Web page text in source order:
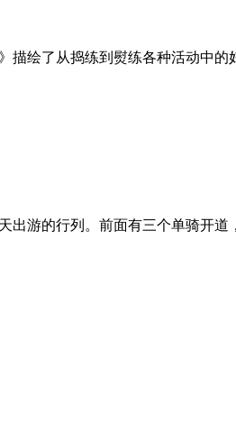
描绘了从捣练到熨练各种活动中
游的行列。前面有三个单骑开